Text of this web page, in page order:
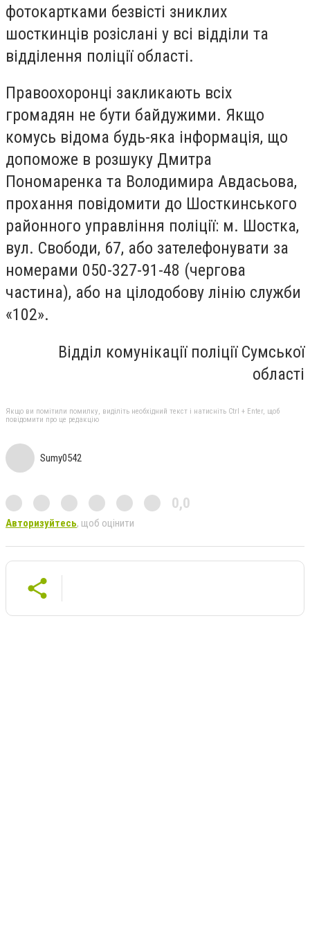
фотокартками безвісті зниклих
шосткинців розіслані у всі відділи та
відділення поліції області.
Правоохоронці закликають всіх
громадян не бути байдужими. Якщо
комусь відома будь-яка інформація, що
допоможе в розшуку Дмитра
Пономаренка та Володимира Авдасьова,
прохання повідомити до Шосткинського
районного управління поліції: м. Шостка,
вул. Свободи, 67, або зателефонувати за
номерами 050-327-91-48 (чергова
частина), або на цілодобову лінію служби
«102».
Відділ комунікації поліції Сумської
області
Якщо ви помітили помилку, виділіть необхідний текст і натисніть Ctrl + Enter, щоб
повідомити про це редакцію
Sumy0542
0,0
Авторизуйтесь, щоб оцінити